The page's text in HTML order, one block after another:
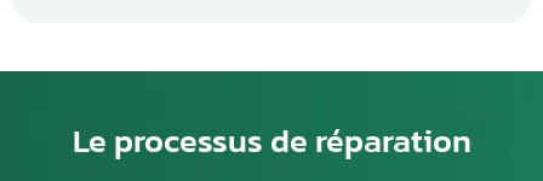
Le processus de réparation